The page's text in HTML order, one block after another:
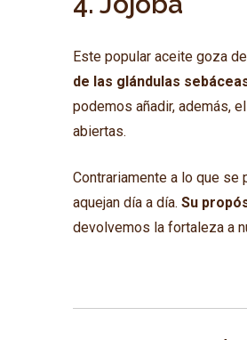
Este popular aceite goza
de las glándulas
podemos añadir, además,
abiertas.
Contrariamente a lo que
aquejan día a día.Su
devolvemos la fortaleza a